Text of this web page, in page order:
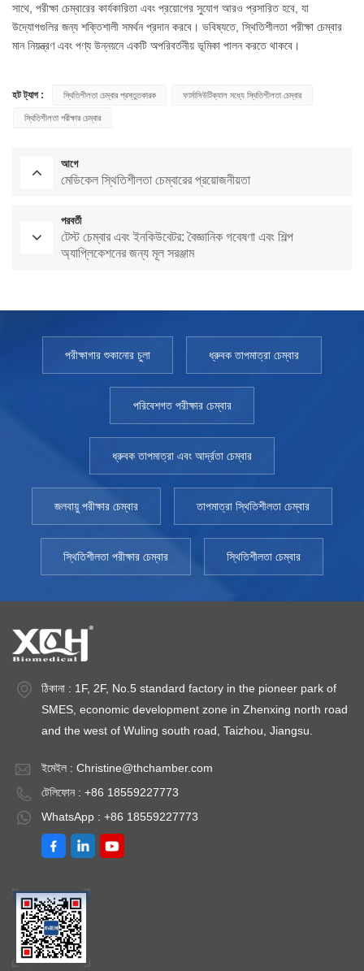
সাথে, পরীক্ষা চেম্বারের কার্যকারিতা এবং প্রয়োগের সুযোগ আরও প্রসারিত হবে, যা
উদ্যোগগুলির জন্য শক্তিশালী সমর্থন প্রদান করবে। ভবিষ্যতে, স্থিতিশীলতা পরীক্ষা চেম্বার
মান নিয়ন্ত্রণ এবং পণ্য উন্নয়নে একটি অপরিবর্তনীয় ভূমিকা পালন করতে থাকবে।
হট ট্যাগ : স্থিতিশীলতা চেম্বার প্রস্তুতকারক ফার্মাসিউটিক্যাল মধ্যে স্থিতিশীলতা চেম্বার
স্থিতিশীলতা পরীক্ষার চেম্বার
আগে
মেডিকেল স্থিতিশীলতা চেম্বারের প্রয়োজনীয়তা
পরবর্তী
টেস্ট চেম্বার এবং ইনকিউবেটর: বৈজ্ঞানিক গবেষণা এবং শিল্প
অ্যাপ্লিকেশনের জন্য মূল সরঞ্জাম
পরীক্ষাগার শুকানোর চুলা ধ্রুবক তাপমাত্রা চেম্বার
পরিবেশগত পরীক্ষার চেম্বার
ধ্রুবক তাপমাত্রা এবং আর্দ্রতা চেম্বার
জলবায়ু পরীক্ষার চেম্বার তাপমাত্রা স্থিতিশীলতা চেম্বার
স্থিতিশীলতা পরীক্ষার চেম্বার স্থিতিশীলতা চেম্বার
ঠিকানা : 1F, 2F, No.5 standard factory in the pioneer park of
SMES, economic development zone in Zhenxing north road
and the west of Wuling south road, Taizhou, Jiangsu.
ইমেইল : Christine@thchamber.com
টেলিফোন : +86 18559227773
WhatsApp : +86 18559227773